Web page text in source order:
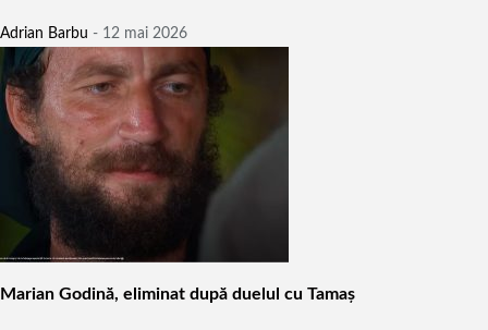
Adrian Barbu - 12 mai 2026
Marian Godină, eliminat după duelul cu Tamaș